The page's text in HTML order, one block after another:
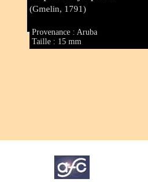
(Gmelin, 1791)
Provenance : Aruba
Taille : 15 mm